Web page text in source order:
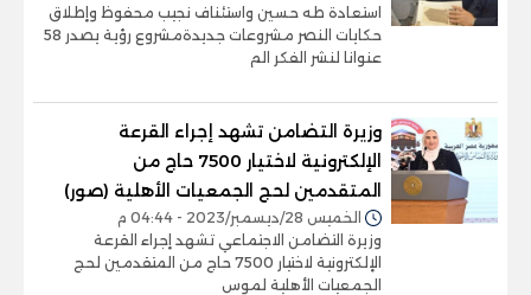
استعادة طه حسين واستئناف نجيب محفوظ وإطلاق
حكايات النصر مشروعات جديدةمشروع رؤية يصدر 58
عنوانا لنشر الفكر الم
وزيرة التضامن تشهد إجراء القرعة
الإلكترونية لاختيار 7500 حاج من
المتقدمين لحج الجمعيات الأهلية (صور)
الخميس 28/ديسمبر/2023 - 04:44 م
وزيرة التضامن الاجتماعي تشهد إجراء القرعة
الإلكترونية لاختيار 7500 حاج من المتقدمين لحج
الجمعيات الأهلية لموس